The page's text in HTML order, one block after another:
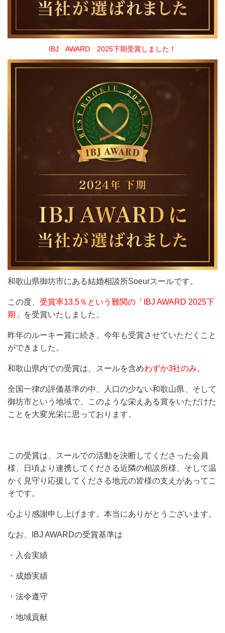
IBJ AWARD 2025下期受賞しました！
和歌山県御坊市にある結婚相談所Soeurスールです。
この度、 受賞率13.5％という難関の「IBJ AWARD 2025下
期」
を受賞いたしました。
昨年のルーキー賞に続き、今年も受賞させていただくこと
ができました。
和歌山県内での受賞は、スールを含めわずか3社のみ。
全国一律の評価基準の中、人口の少ない和歌山県、そして
御坊市という地域で、このような栄えある賞をいただけた
ことを大変光栄に思っております。
この受賞は、スールでの活動を決断してくださった会員
様、日頃より連携してくださる近隣の相談所様、そして温
かく見守り応援してくださる地元の皆様の支えがあってこ
そです。
心より感謝申し上げます。本当にありがとうございます。
なお、IBJ AWARDの受賞基準は
・入会実績
・成婚実績
・法令遵守
・地域貢献